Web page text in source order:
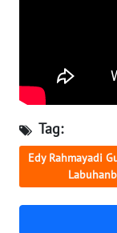
Tag:
Edy Rahmayadi
MALUT
DAIRI
TOBA